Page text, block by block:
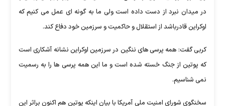
در میدان نبرد از دست داده است ولی ما به گونه ای عمل می کنیم که
اوکراین قادرباشد از استقلال و حاکمیت و سرزمین خود دفاع کند.
کربی گفت: همه پرسی های ننگین در سرزمین اوکراین نشانه آشکاری است
که پوتین از جنگ خسته شده است و ما این همه پرسی ها را به رسمیت
نمی شناسیم.
سخنگوی شورای امنیت ملی آمریکا با بیان اینکه پوتین هم اکنون براثر این